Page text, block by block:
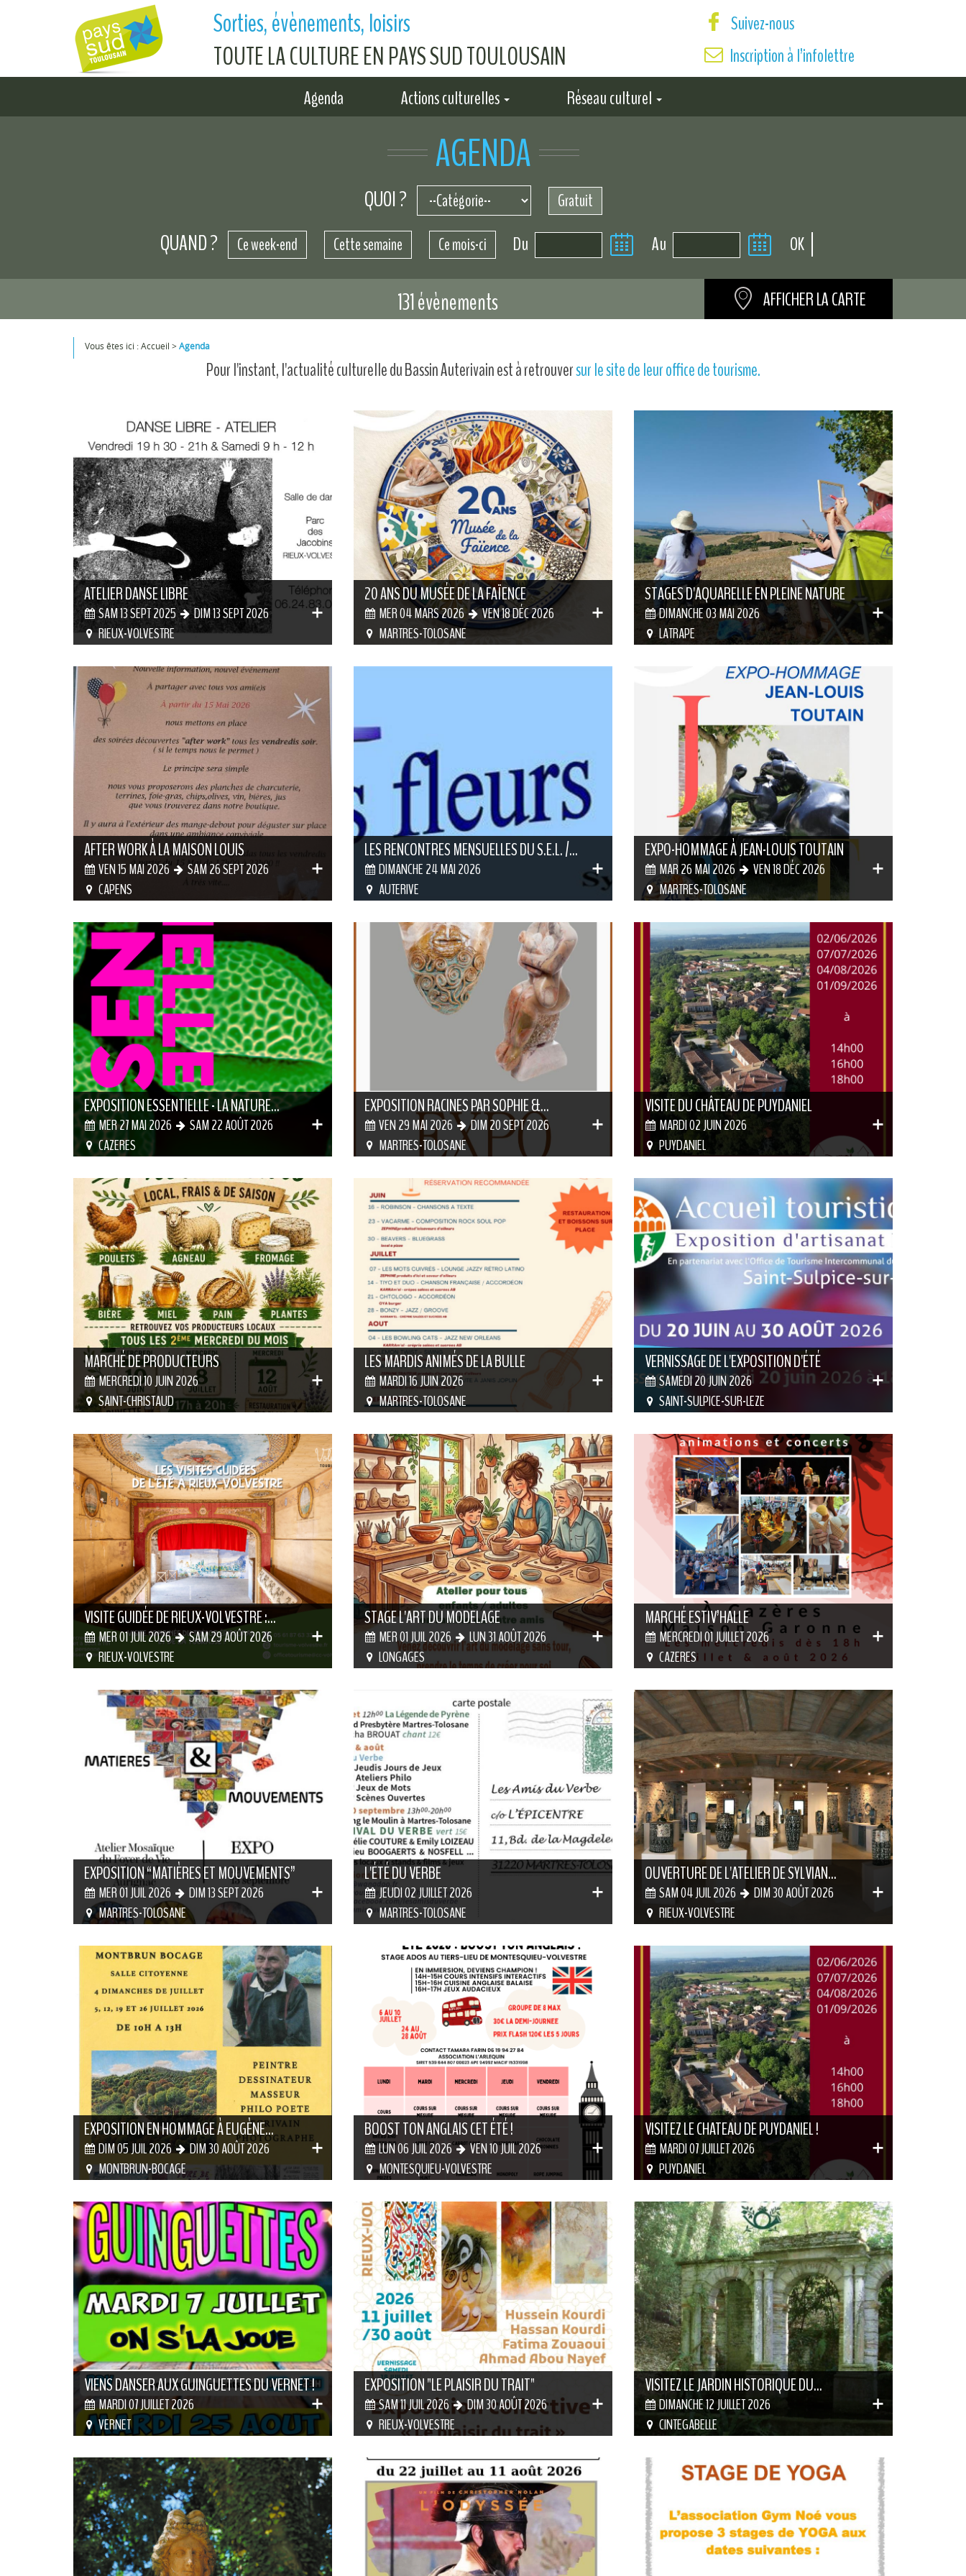
Sorties, évènements, loisirs
TOUTE LA CULTURE EN PAYS SUD TOULOUSAIN
Suivez-nous
Inscription à l’infolettre
Agenda
Actions culturelles Réseau culturel
AGENDA
QUOI ? Gratuit
QUAND ? Ce week-end Cette semaine Ce mois-ci Du Au
131 évènements AFFICHER LA CARTE
Vous êtes ici :Accueil >Agenda
Pour l'instant, l'actualité culturelle du Bassin Auterivain est à retrouversur le site de leur office de tourisme.
ATELIER DANSE LIBRE
SAM 13 SEPT 2025
DIM 13 SEPT 2026
RIEUX-VOLVESTRE
20 ANS DU MUSÉE DE LA FAÏENCE
MER 04 MARS 2026
VEN 18 DÉC 2026
MARTRES-TOLOSANE
STAGES D'AQUARELLE EN PLEINE NATURE
DIMANCHE 03 MAI 2026
LATRAPE
AFTER WORK À LA MAISON LOUIS
VEN 15 MAI 2026
SAM 26 SEPT 2026
CAPENS
LES RENCONTRES MENSUELLES DU S.E.L. /...
DIMANCHE 24 MAI 2026
AUTERIVE
EXPO-HOMMAGE À JEAN-LOUIS TOUTAIN
MAR 26 MAI 2026
VEN 18 DÉC 2026
MARTRES-TOLOSANE
EXPOSITION ESSENTIELLE - LA NATURE...
MER 27 MAI 2026
SAM 22 AOÛT 2026
CAZERES
EXPOSITION RACINES PAR SOPHIE &...
VEN 29 MAI 2026
DIM 20 SEPT 2026
MARTRES-TOLOSANE
VISITE DU CHÂTEAU DE PUYDANIEL
MARDI 02 JUIN 2026
PUYDANIEL
MARCHÉ DE PRODUCTEURS
MERCREDI 10 JUIN 2026
SAINT-CHRISTAUD
LES MARDIS ANIMÉS DE LA BULLE
MARDI 16 JUIN 2026
MARTRES-TOLOSANE
VERNISSAGE DE L'EXPOSITION D'ÉTÉ
SAMEDI 20 JUIN 2026
SAINT-SULPICE-SUR-LEZE
VISITE GUIDÉE DE RIEUX-VOLVESTRE :...
MER 01 JUIL 2026
SAM 29 AOÛT 2026
RIEUX-VOLVESTRE
STAGE L'ART DU MODELAGE
MER 01 JUIL 2026
LUN 31 AOÛT 2026
LONGAGES
MARCHÉ ESTIV’HALLE
MERCREDI 01 JUILLET 2026
CAZERES
EXPOSITION “MATIÈRES ET MOUVEMENTS”
MER 01 JUIL 2026
DIM 13 SEPT 2026
MARTRES-TOLOSANE
L'ÉTÉ DU VERBE
JEUDI 02 JUILLET 2026
MARTRES-TOLOSANE
OUVERTURE DE L'ATELIER DE SYLVIAN...
SAM 04 JUIL 2026
DIM 30 AOÛT 2026
RIEUX-VOLVESTRE
EXPOSITION EN HOMMAGE À EUGÈNE...
DIM 05 JUIL 2026
DIM 30 AOÛT 2026
MONTBRUN-BOCAGE
BOOST TON ANGLAIS CET ÉTÉ !
LUN 06 JUIL 2026
VEN 10 JUIL 2026
MONTESQUIEU-VOLVESTRE
VISITEZ LE CHATEAU DE PUYDANIEL !
MARDI 07 JUILLET 2026
PUYDANIEL
VIENS DANSER AUX GUINGUETTES DU VERNET !
MARDI 07 JUILLET 2026
VERNET
EXPOSITION "LE PLAISIR DU TRAIT"
SAM 11 JUIL 2026
DIM 30 AOÛT 2026
RIEUX-VOLVESTRE
VISITEZ LE JARDIN HISTORIQUE DU...
DIMANCHE 12 JUILLET 2026
CINTEGABELLE